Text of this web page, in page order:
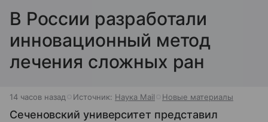
В России разработали
инновационный метод
лечения сложных ран
14 часов назад Источник: Наука Mail Новые материалы
Сеченовский университет представил